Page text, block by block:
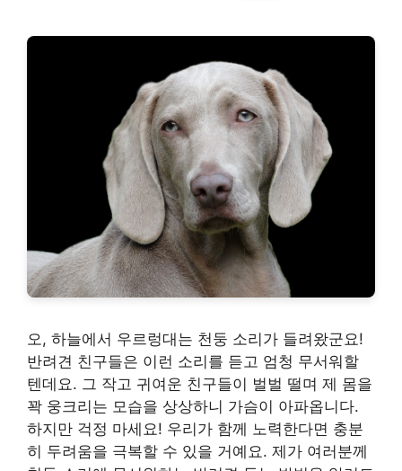
오, 하늘에서 우르렁대는 천둥 소리가 들려왔군요!
반려견 친구들은 이런 소리를 듣고 엄청 무서워할
텐데요. 그 작고 귀여운 친구들이 벌벌 떨며 제 몸을
꽉 웅크리는 모습을 상상하니 가슴이 아파옵니다.
하지만 걱정 마세요! 우리가 함께 노력한다면 충분
히 두려움을 극복할 수 있을 거예요. 제가 여러분께